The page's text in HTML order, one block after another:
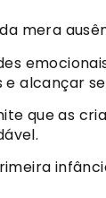
mera
alcançar
que as